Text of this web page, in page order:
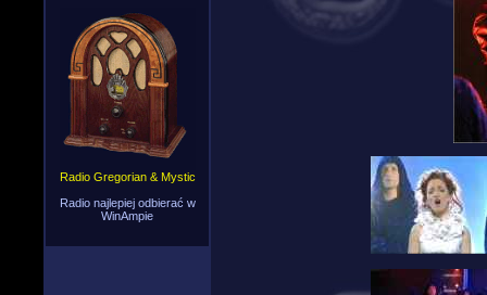
Radio Gregorian & Mystic
Radio najlepiej odbierać w
WinAmpie